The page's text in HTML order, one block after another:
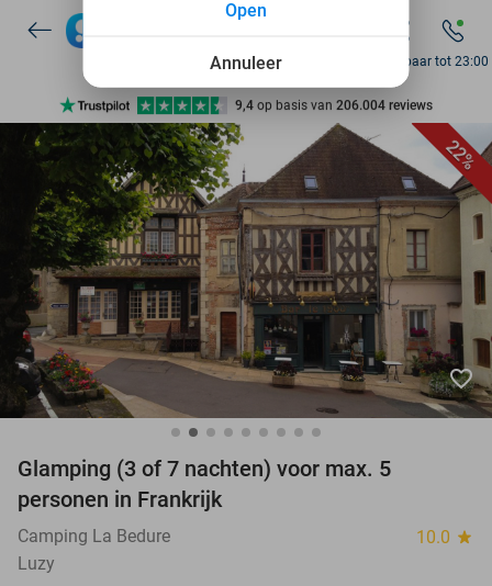
7 dagen per week beschikbaar
10+ miljoen leden
9,4 op basis van 206.004 reviews
Ontdek 15.000+ deals
7 dagen per week beschikbaar
10+ miljoen leden
Bereikbaar tot 23:00
22%
favorite_border
Glamping (3 of 7 nachten) voor max. 5
personen in Frankrijk
Camping La Bedure 10.0 star
Luzy
Annuleer
Open